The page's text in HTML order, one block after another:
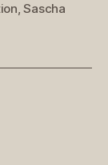
,Sascha